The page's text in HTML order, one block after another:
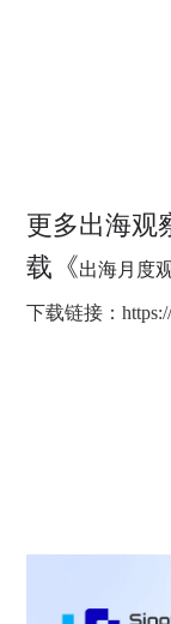
更多出海观
载《出海月度
下载链接：